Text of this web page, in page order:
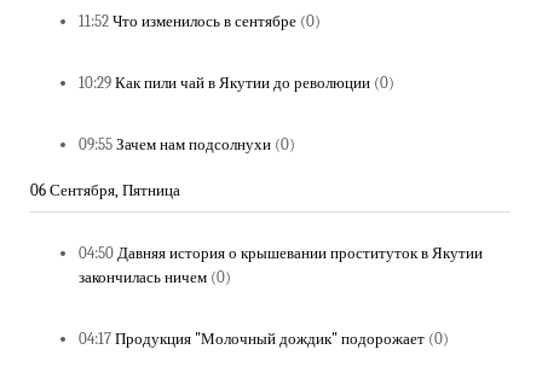
11:52 Что изменилось в сентябре (0)
10:29 Как пили чай в Якутии до революции (0)
09:55 Зачем нам подсолнухи (0)
06 Сентября, Пятница
04:50 Давняя история о крышевании проституток в Якутии
закончилась ничем (0)
04:17 Продукция "Молочный дождик" подорожает (0)